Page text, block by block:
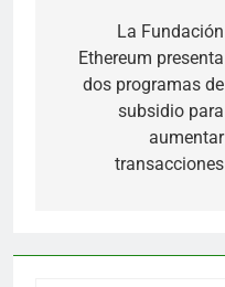
navigation
La Fundación
Ethereum presenta
dos programas de
subsidio para
aumentar
transacciones